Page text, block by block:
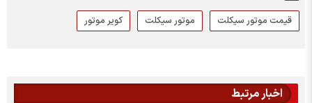
قیمت موتور سیکلت موتور سیکلت کویر موتور
اخبار مرتبط